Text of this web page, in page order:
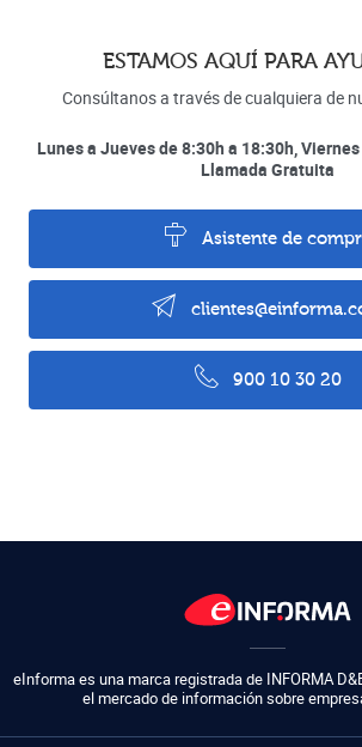
ESTAMOS AQUÍ PARA
Consúltanos a través de cualquiera de
Lunes a Jueves de 8:30h a 18:30h,
Llamada Gratuita
Asistente de
900 10 30 20
eInforma es una marca registrada de INFORMA
el mercado de información sobre